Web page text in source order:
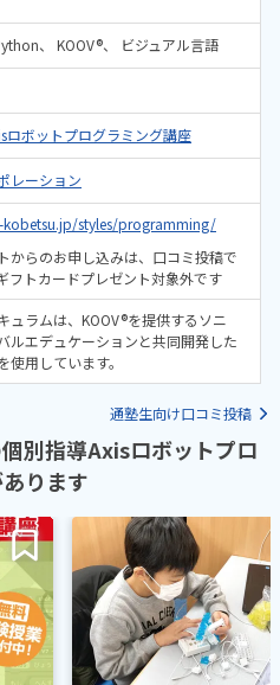
KOOV® ビジュアル言語
ロボットプログラミング講座
レーション
styles/programming/
からのお申し込みは、口コミ投稿で
フトカードプレゼント対象外です
ュラムは、KOOV®を提供するソニ
ルエデュケーションと共同開発した
使用しています。
通塾生向け口コミ投稿
別指導Axisロボットプロ
ります